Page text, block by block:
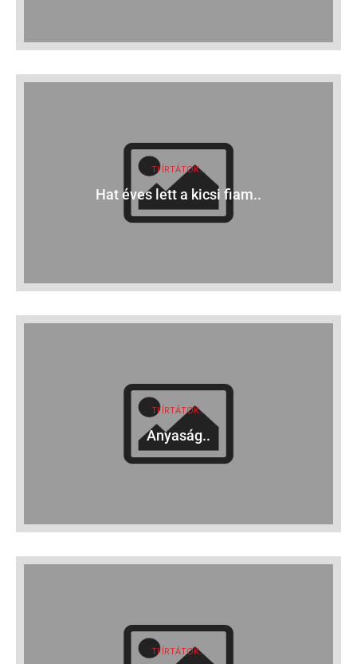
TI ÍRTÁTOK...
Hat éves lett a kicsi fiam..
TI ÍRTÁTOK...
Anyaság..
TI ÍRTÁTOK...